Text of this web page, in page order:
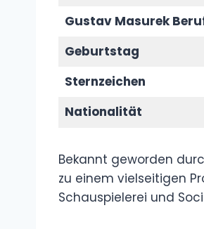
Gustav Masurek
Geburtstag
Sternzeichen
Nationalität
Bekannt geworden
zu einem vielseitigen
Schauspielerei und